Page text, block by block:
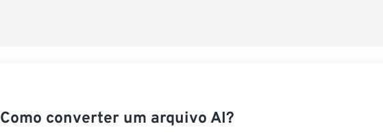
Como converter um arquivo AI?